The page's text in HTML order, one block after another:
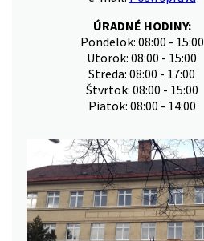
ÚRADNÉ HODINY:
Pondelok: 08:00 - 15:00
Utorok: 08:00 - 15:00
Streda: 08:00 - 17:00
Štvrtok: 08:00 - 15:00
Piatok: 08:00 - 14:00